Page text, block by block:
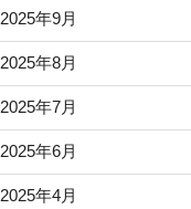
2025年9月
2025年8月
2025年7月
2025年6月
2025年4月